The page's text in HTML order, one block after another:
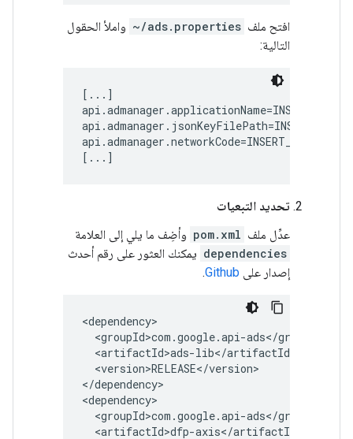
افتح ملف ~/ads.properties واملأ الحقول
التالية:
[...]
[...]
تحديد التبعيات
عدِّل ملف pom.xml وأضِف ما يلي إلى العلامة
dependencies يمكنك العثور على رقم أحدث
إصدار على Github
.
<version>RELEASE</version>
</dependency>